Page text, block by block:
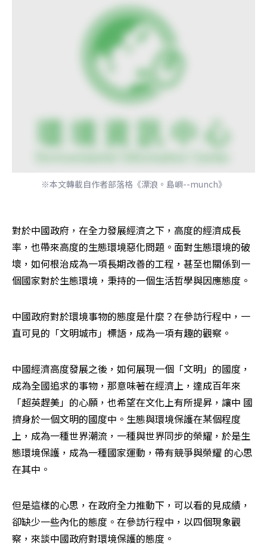
※本文轉載自作者部落格《漂浪。島嶼--munch》
對於中國政府，在全力發展經濟之下，高度的經濟成長
率，也帶來高度的生態環境惡化問題。面對生態環境的破
壞，如何根治成為一項長期改善的工程，甚至也關係到一
個國家對於生態環境，秉持的一個生活哲學與因應態度。
中國政府對於環境事物的態度是什麼？在參訪行程中，一
直可見的「文明城市」標語，成為一項有趣的觀察。
中國經濟高度發展之後，如何展現一個「文明」的國度，
成為全國追求的事物，那意味著在經濟上，達成百年來
「超英趕美」的心願，也希望在文化上有所提昇，讓中 國
擠身於一個文明的國度中。生態與環境保護在某個程度
上，成為一種世界潮流，一種與世界同步的榮耀，於是生
態環境保護，成為一種國家運動，帶有競爭與榮耀 的心思
在其中。
但是這樣的心思，在政府全力推動下，可以看的見成績，
卻缺少一些內化的態度。在參訪行程中，以四個現象觀
察，來談中國政府對環境保護的態度。